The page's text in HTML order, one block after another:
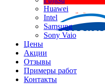
Huawei
Intel
Samsung
Sony Vaio
Цены
Акции
Отзывы
Примеры работ
Контакты